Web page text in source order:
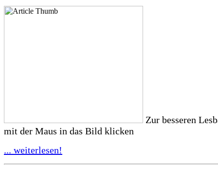
Zur besseren
mit der Maus in das Bild klicken
... weiterlesen!